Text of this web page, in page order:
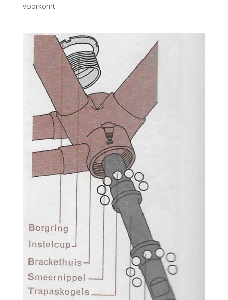
voorkomt